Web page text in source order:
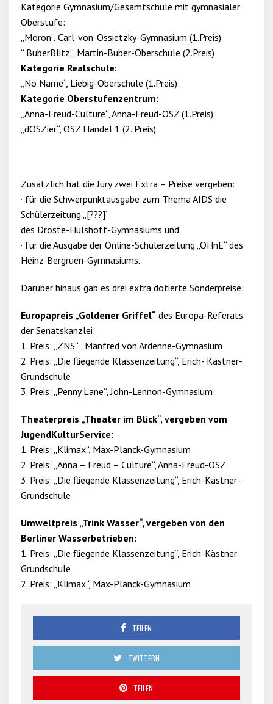
Kategorie Gymnasium/Gesamtschule mit gymnasialer
Oberstufe:
„Moron“, Carl-von-Ossietzky-Gymnasium (1.Preis)
“ BuberBlitz“, Martin-Buber-Oberschule (2.Preis)
Kategorie Realschule:
„No Name“, Liebig-Oberschule (1.Preis)
Kategorie Oberstufenzentrum:
„Anna-Freud-Culture“, Anna-Freud-OSZ (1.Preis)
„dOSZier“, OSZ Handel 1 (2. Preis)
Zusätzlich hat die Jury zwei Extra – Preise vergeben:
· für die Schwerpunktausgabe zum Thema AIDS die
Schülerzeitung „[???]“
des Droste-Hülshoff-Gymnasiums und
· für die Ausgabe der Online-Schülerzeitung „OHnE“ des
Heinz-Bergruen-Gymnasiums.
Darüber hinaus gab es drei extra dotierte Sonderpreise:
Europapreis „Goldener Griffel“ des Europa-Referats
der Senatskanzlei:
1. Preis: „ZNS“ , Manfred von Ardenne-Gymnasium
2. Preis: „Die fliegende Klassenzeitung“, Erich- Kästner-
Grundschule
3. Preis: „Penny Lane“, John-Lennon-Gymnasium
Theaterpreis „Theater im Blick“, vergeben vom
JugendKulturService:
1. Preis: „Klimax“, Max-Planck-Gymnasium
2. Preis: „Anna – Freud – Culture“, Anna-Freud-OSZ
3. Preis: „Die fliegende Klassenzeitung“, Erich-Kästner-
Grundschule
Umweltpreis „Trink Wasser“, vergeben von den
Berliner Wasserbetrieben:
1. Preis: „Die fliegende Klassenzeitung“, Erich-Kästner
Grundschule
2. Preis: „Klimax“, Max-Planck-Gymnasium
TEILEN
TWITTERN
TEILEN